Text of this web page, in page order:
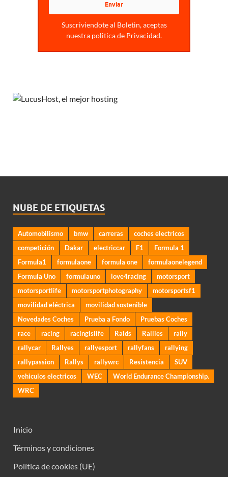
Suscriviendote al Boletin, aceptas
nuestra politica de Privacidad.
NUBE DE ETIQUETAS
Automobilismo bmw carreras
coches electricos
competición
Dakar electriccar F1
Formula 1
Formula1
formulaone formula one
formulaonelegend
Formula Uno
formulauno love4racing
motorsport
motorsportlife
motorsportphotography
motorsportsf1
movilidad eléctrica
movilidad sostenible
Novedades Coches
Prueba a Fondo
Pruebas Coches
race
racing racingislife Raids Rallies
rally
rallycar
Rallyes rallyesport rallyfans
rallying
rallypassion
Rallys rallywrc Resistencia
SUV
vehiculos electricos
WEC
World Endurance Championship.
WRC
Inicio
Términos y condiciones
Política de cookies (UE)